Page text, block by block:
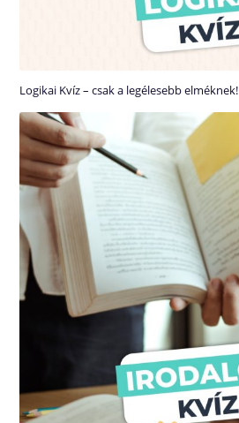
Logikai Kvíz – csak a legélesebb elméknek!